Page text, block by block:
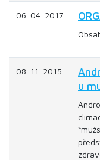
06. 04. 2017
08. 11. 2015
u